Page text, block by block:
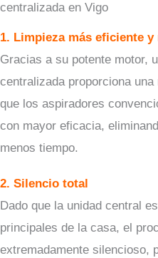
centralizada en Vigo
1. Limpieza más eficiente y
Gracias a su potente motor,
centralizada proporciona
que los aspiradores
con mayor eficacia,
menos tiempo.
2. Silencio total
Dado que la unidad central
principales de la casa, el
extremadamente silencioso,